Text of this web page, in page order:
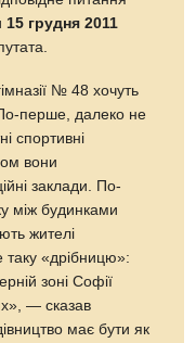
15 грудня 2011
№ 48 хочуть
перше, далеко не
спортивні
вони
заклади. По-
між будинками
жителі
таку «дрібницю»:
зоні Софії
— сказав
має бути як